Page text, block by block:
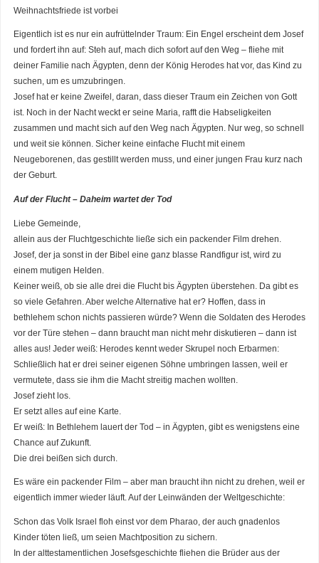
Weihnachtsfriede ist vorbei
Eigentlich ist es nur ein aufrüttelnder Traum: Ein Engel erscheint dem Josef
und fordert ihn auf: Steh auf, mach dich sofort auf den Weg – fliehe mit
deiner Familie nach Ägypten, denn der König Herodes hat vor, das Kind zu
suchen, um es umzubringen.
Josef hat er keine Zweifel, daran, dass dieser Traum ein Zeichen von Gott
ist. Noch in der Nacht weckt er seine Maria, rafft die Habseligkeiten
zusammen und macht sich auf den Weg nach Ägypten. Nur weg, so schnell
und weit sie können. Sicher keine einfache Flucht mit einem
Neugeborenen, das gestillt werden muss, und einer jungen Frau kurz nach
der Geburt.
Auf der Flucht – Daheim wartet der Tod
Liebe Gemeinde,
allein aus der Fluchtgeschichte ließe sich ein packender Film drehen.
Josef, der ja sonst in der Bibel eine ganz blasse Randfigur ist, wird zu
einem mutigen Helden.
Keiner weiß, ob sie alle drei die Flucht bis Ägypten überstehen. Da gibt es
so viele Gefahren. Aber welche Alternative hat er? Hoffen, dass in
bethlehem schon nichts passieren würde? Wenn die Soldaten des Herodes
vor der Türe stehen – dann braucht man nicht mehr diskutieren – dann ist
alles aus! Jeder weiß: Herodes kennt weder Skrupel noch Erbarmen:
Schließlich hat er drei seiner eigenen Söhne umbringen lassen, weil er
vermutete, dass sie ihm die Macht streitig machen wollten.
Josef zieht los.
Er setzt alles auf eine Karte.
Er weiß: In Bethlehem lauert der Tod – in Ägypten, gibt es wenigstens eine
Chance auf Zukunft.
Die drei beißen sich durch.
Es wäre ein packender Film – aber man braucht ihn nicht zu drehen, weil er
eigentlich immer wieder läuft. Auf der Leinwänden der Weltgeschichte:
Schon das Volk Israel floh einst vor dem Pharao, der auch gnadenlos
Kinder töten ließ, um seien Machtposition zu sichern.
In der alttestamentlichen Josefsgeschichte fliehen die Brüder aus der